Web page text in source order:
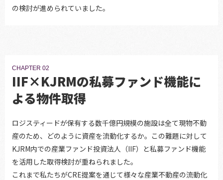
の検討が進められていました。
CHAPTER 02
IIF×KJRMの私募ファンド機能に
よる物件取得
ロジスティードが保有する数千億円規模の施設は全て現物不動
産のため、どのように資産を流動化するか。この難題に対して
KJRM内での産業ファンド投資法人（IIF）と私募ファンド機能
を活用した取得検討が重ねられました。
これまで私たちがCRE提案を通じて様々な産業不動産の流動化